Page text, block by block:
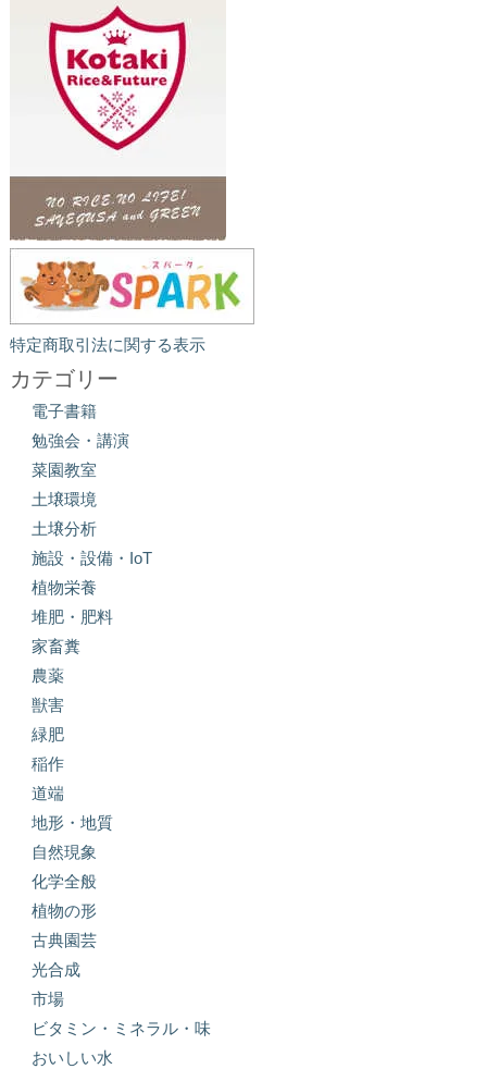
特定商取引法に関する表示
カテゴリー
電子書籍
勉強会・講演
菜園教室
土壌環境
土壌分析
施設・設備・IoT
植物栄養
堆肥・肥料
家畜糞
農薬
獣害
緑肥
稲作
道端
地形・地質
自然現象
化学全般
植物の形
古典園芸
光合成
市場
ビタミン・ミネラル・味
おいしい水